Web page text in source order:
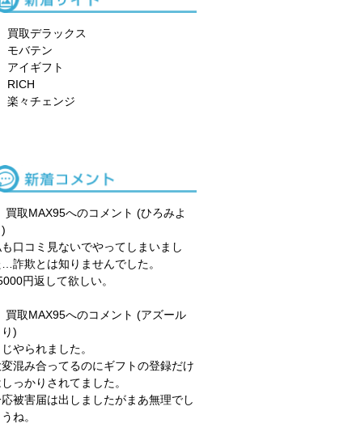
買取デラックス
モバテン
アイギフト
RICH
楽々チェンジ
買取MAX95へのコメント (ひろみよ
口コミ見ないでやってしまいまし
…詐欺とは知りませんでした。
円返して欲しい。
買取MAX95へのコメント (アズール
)
じやられました。
変混み合ってるのにギフトの登録だけ
っかりされてました。
被害届は出しましたがまあ無理でし
ね。